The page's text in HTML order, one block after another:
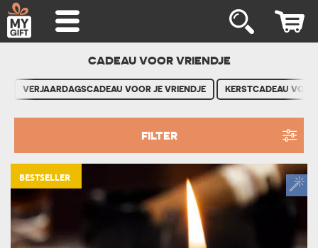
CADEAU VOOR VRIENDJE
VERJAARDAGSCADEAU VOOR JE VRIENDJE KERSTCADEAU
FILTER
BESTSELLER